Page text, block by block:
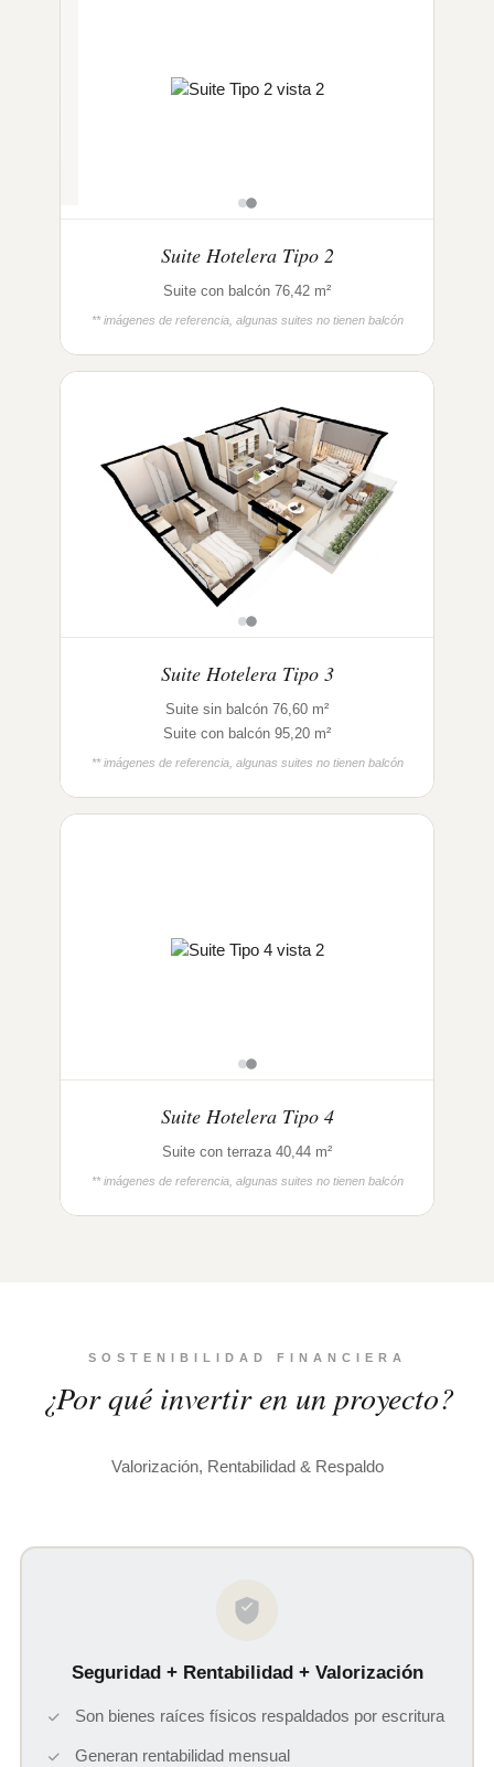
Suite Hotelera Tipo 2
Suite con balcón 76,42 m²
** imágenes de referencia, algunas suites no tienen balcón
Suite Hotelera Tipo 3
Suite sin balcón 76,60 m²
Suite con balcón 95,20 m²
** imágenes de referencia, algunas suites no tienen balcón
Suite Hotelera Tipo 4
Suite con terraza 40,44 m²
** imágenes de referencia, algunas suites no tienen balcón
SOSTENIBILIDAD FINANCIERA
¿Por qué invertir en un proyecto?
Valorización, Rentabilidad & Respaldo
Seguridad + Rentabilidad + Valorización
Son bienes raíces físicos respaldados por escritura
Generan rentabilidad mensual